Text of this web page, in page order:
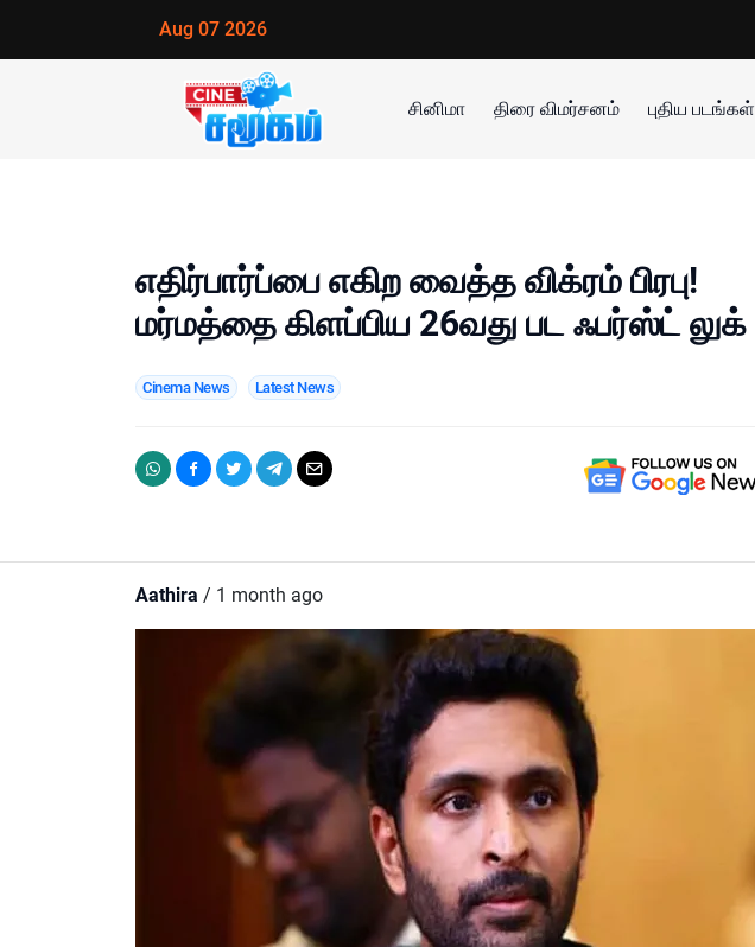
Aug 07 2026
சினிமா திரை விமர்சனம் புதிய படங்கள்
எதிர்பார்ப்பை எகிற வைத்த விக்ரம் பிரபு!
மர்மத்தை கிளப்பிய 26வது பட ஃபர்ஸ்ட் லுக்
Cinema News Latest News
Aathira / 1 month ago